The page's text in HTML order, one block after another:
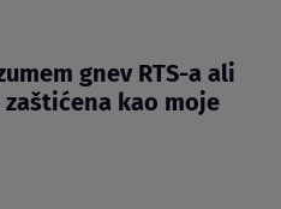
gnev RTS-a ali
kao moje